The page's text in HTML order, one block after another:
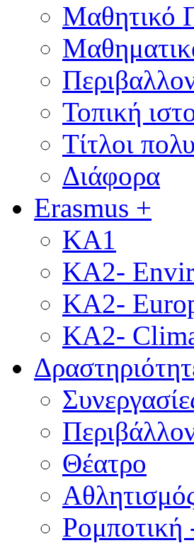
Μαθητικό
Τοπική
Τίτλοι
Διάφορα
Erasmus +
KA1
KA2-
KA2-
KA2-
Θέατρο
Ρομποτική